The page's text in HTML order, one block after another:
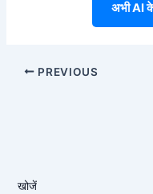
अभी AI
PREVIOUS
खोजें